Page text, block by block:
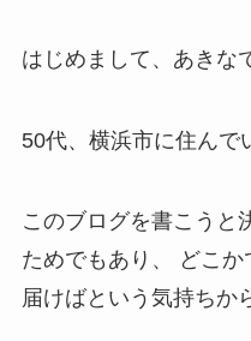
はじめまして、あきな
50代、横浜市に住んで
このブログを書こうと
ためでもあり、 どこ
届けばという気持ちか